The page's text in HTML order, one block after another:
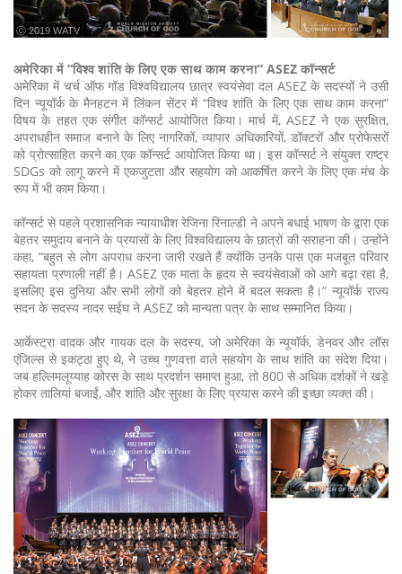
ⓒ 2019 WATV
अमेरिका में “विश्व शांति के लिए एक साथ काम करना” ASEZ कॉन्सर्ट
अमेरिका में चर्च ऑफ गॉड विश्वविद्यालय छात्र स्वयंसेवा दल ASEZ के सदस्यों ने उसी
दिन न्यूयॉर्क के मैनहटन में लिंकन सेंटर में “विश्व शांति के लिए एक साथ काम करना”
विषय के तहत एक संगीत कॉन्सर्ट आयोजित किया। मार्च में, ASEZ ने एक सुरक्षित,
अपराधहीन समाज बनाने के लिए नागरिकों, व्यापार अधिकारियों, डॉक्टरों और प्रोफेसरों
को प्रोत्साहित करने का एक कॉन्सर्ट आयोजित किया था। इस कॉन्सर्ट ने संयुक्त राष्ट्र
SDGs को लागू करने में एकजुटता और सहयोग को आकर्षित करने के लिए एक मंच के
रूप में भी काम किया।
कॉन्सर्ट से पहले प्रशासनिक न्यायाधीश रेजिना रिनाल्डी ने अपने बधाई भाषण के द्वारा एक
बेहतर समुदाय बनाने के प्रयासों के लिए विश्वविद्यालय के छात्रों की सराहना की। उन्होंने
कहा, “बहुत से लोग अपराध करना जारी रखते हैं क्योंकि उनके पास एक मजबूत परिवार
सहायता प्रणाली नहीं है। ASEZ एक माता के हृदय से स्वयंसेवाओं को आगे बढ़ा रहा है,
इसलिए इस दुनिया और सभी लोगों को बेहतर होने में बदल सकता है।” न्यूयॉर्क राज्य
सदन के सदस्य नादर सईघ ने ASEZ को मान्यता पत्र के साथ सम्मानित किया।
आर्केस्ट्रा वादक और गायक दल के सदस्य, जो अमेरिका के न्यूयॉर्क, डेनवर और लॉस
एंजिल्स से इकट्ठा हुए थे, ने उच्च गुणवत्ता वाले सहयोग के साथ शांति का संदेश दिया।
जब हल्लिमलूय्याह कोरस के साथ प्रदर्शन समाप्त हुआ, तो 800 से अधिक दर्शकों ने खड़े
होकर तालियां बजाईं, और शांति और सुरक्षा के लिए प्रयास करने की इच्छा व्यक्त की।